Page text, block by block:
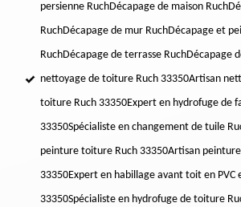
persienne RuchDécapage de maison Ruch
RuchDécapage de mur RuchDécapage et
RuchDécapage de terrasse RuchDécapage
nettoyage de toiture Ruch 33350Artisan
toiture Ruch 33350Expert en hydrofuge de
33350Spécialiste en changement de tuile
peinture toiture Ruch 33350Artisan
33350Expert en habillage avant toit en PVC
33350Spécialiste en hydrofuge de toiture